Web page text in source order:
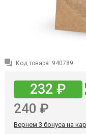
Код товара: 940789
232 ₽
240 ₽
Вернем 3 бонуса на